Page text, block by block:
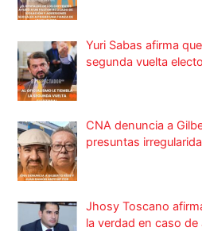
Yuri Sabas afirma
segunda vuelta
CNA denuncia a
presuntas
Jhosy Toscano
la verdad en caso